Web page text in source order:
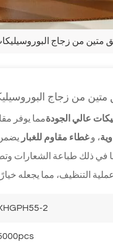
عالي الجودةمما يوفر
، وغطاء مقاوم للغبار يضمن
في ذلك طباعة الشعارات
2